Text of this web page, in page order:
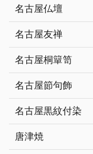
名古屋仏壇
名古屋友禅
名古屋桐簞笥
名古屋節句飾
名古屋黒紋付染
唐津焼